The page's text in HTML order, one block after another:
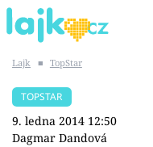
SHOPAHOLICADEL
Lajk ■ TopStar
TOPSTAR
9. ledna 2014 12:50
Dagmar Dandová